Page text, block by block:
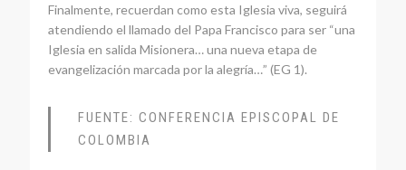
Finalmente, recuerdan como esta Iglesia viva, seguirá
atendiendo el llamado del Papa Francisco para ser “una
Iglesia en salida Misionera… una nueva etapa de
evangelización marcada por la alegría…” (EG 1).
FUENTE: CONFERENCIA EPISCOPAL DE
COLOMBIA